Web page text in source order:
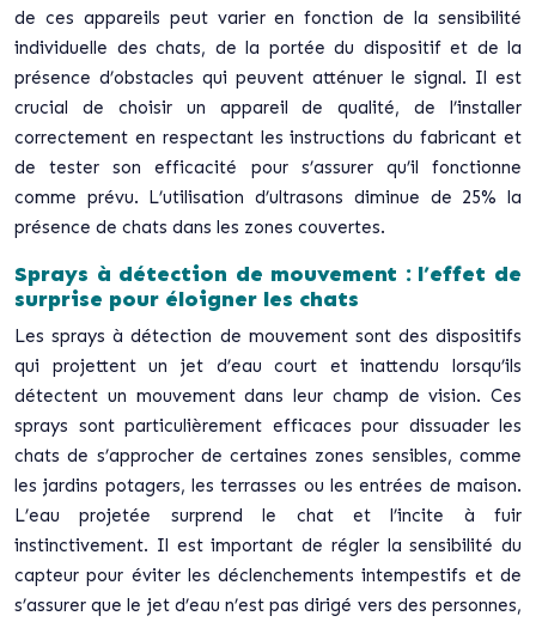
de ces appareils peut varier en fonction de la sensibilité
individuelle des chats, de la portée du dispositif et de la
présence d’obstacles qui peuvent atténuer le signal. Il est
crucial de choisir un appareil de qualité, de l’installer
correctement en respectant les instructions du fabricant et
de tester son efficacité pour s’assurer qu’il fonctionne
comme prévu. L’utilisation d’ultrasons diminue de 25% la
présence de chats dans les zones couvertes.
Sprays à détection de mouvement : l’effet de
surprise pour éloigner les chats
Les sprays à détection de mouvement sont des dispositifs
qui projettent un jet d’eau court et inattendu lorsqu’ils
détectent un mouvement dans leur champ de vision. Ces
sprays sont particulièrement efficaces pour dissuader les
chats de s’approcher de certaines zones sensibles, comme
les jardins potagers, les terrasses ou les entrées de maison.
L’eau projetée surprend le chat et l’incite à fuir
instinctivement. Il est important de régler la sensibilité du
capteur pour éviter les déclenchements intempestifs et de
s’assurer que le jet d’eau n’est pas dirigé vers des personnes,